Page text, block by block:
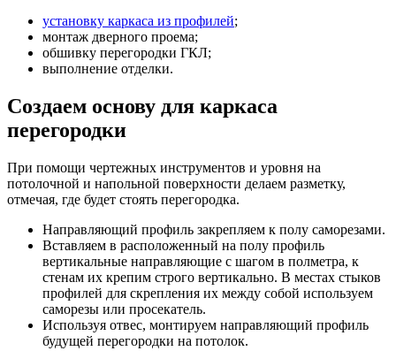
установку каркаса из профилей;
монтаж дверного проема;
обшивку перегородки ГКЛ;
выполнение отделки.
Создаем основу для каркаса
перегородки
При помощи чертежных инструментов и уровня на
потолочной и напольной поверхности делаем разметку,
отмечая, где будет стоять перегородка.
Направляющий профиль закрепляем к полу саморезами.
Вставляем в расположенный на полу профиль
вертикальные направляющие с шагом в полметра, к
стенам их крепим строго вертикально. В местах стыков
профилей для скрепления их между собой используем
саморезы или просекатель.
Используя отвес, монтируем направляющий профиль
будущей перегородки на потолок.